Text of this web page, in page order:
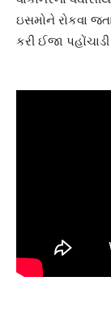
ઇસમોને રોકવા
કરી ઈજા